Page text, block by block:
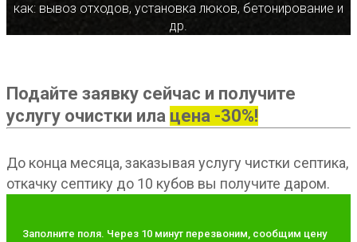
как: вывоз отходов, установка люков, бетонирование и
др.
Подайте заявку сейчас и получите
услугу очистки ила цена -30%!
До конца месяца, заказывая услугу чистки септика,
откачку септику до 10 кубов вы получите даром.
Заполните поля. Через 10 минут перезвоним, сообщим цену